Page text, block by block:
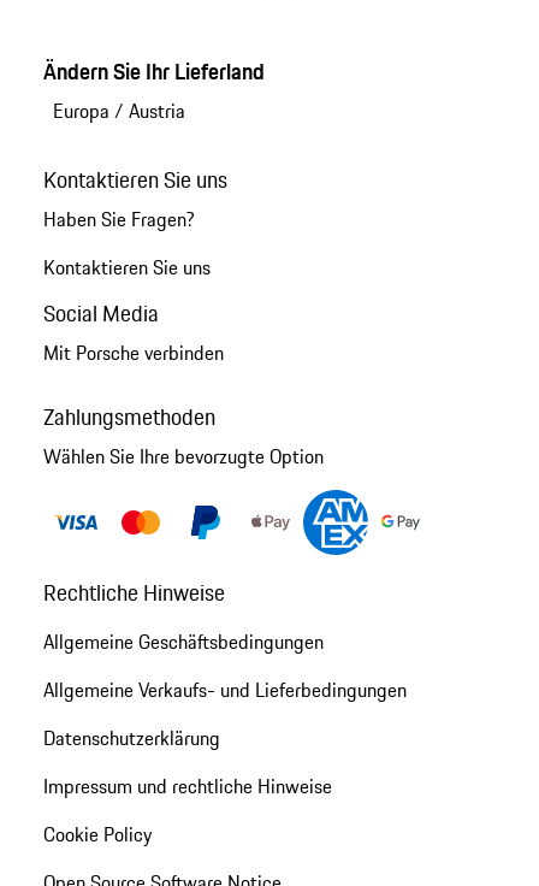
Ändern Sie Ihr Lieferland
Europa / Austria
Kontaktieren Sie uns
Haben Sie Fragen?
Kontaktieren Sie uns
Social Media
Mit Porsche verbinden
Zahlungsmethoden
Wählen Sie Ihre bevorzugte Option
Rechtliche Hinweise
Allgemeine Geschäftsbedingungen
Allgemeine Verkaufs- und Lieferbedingungen
Datenschutzerklärung
Impressum und rechtliche Hinweise
Cookie Policy